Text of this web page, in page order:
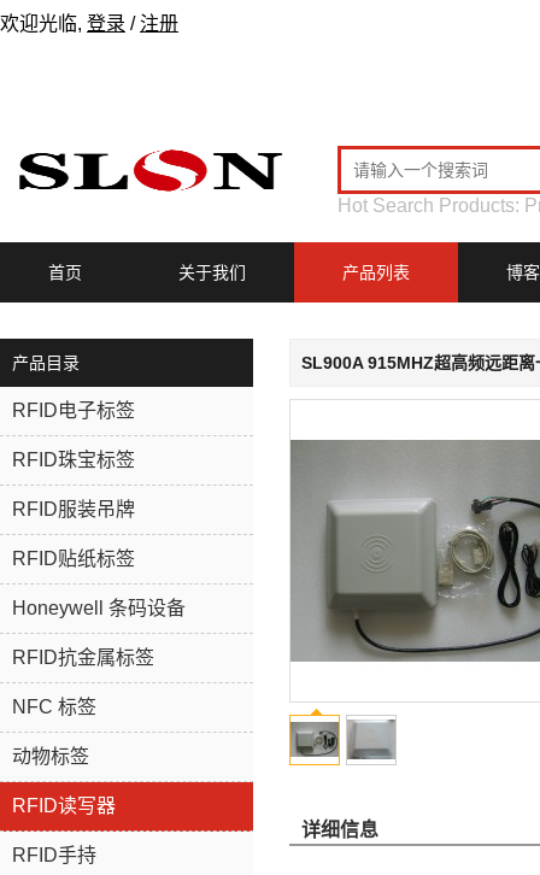
欢迎光临, 登录 / 注册
Hot Search Products:
首页 关于我们 产品列表 博客
产品目录
RFID电子标签
RFID珠宝标签
RFID服装吊牌
RFID贴纸标签
Honeywell 条码设备
RFID抗金属标签
NFC 标签
动物标签
RFID读写器
RFID手持
SL900A 915MHZ超高频远距
详细信息